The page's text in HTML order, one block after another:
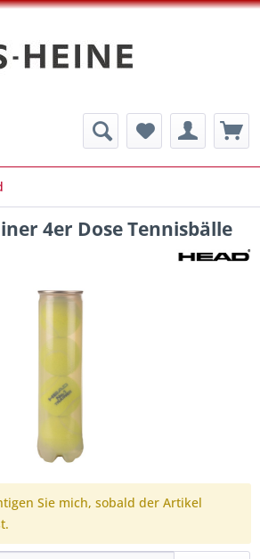
4er Dose Tennisbälle
Sie mich, sobald der Artikel